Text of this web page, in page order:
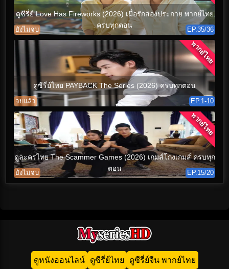
ดูซีรี่ย์ Love Has Fireworks (2026) เมื่อรักส่องประกาย พากย์ไทย
ครบทุกตอน
ยังไม่จบ EP.35/36
ดูซีรี่ย์ไทย PAYBACK The Series (2026) ครบทุกตอน
จบแล้ว EP.1-10
พากย์ไทย
ดูละครไทย The Scammer Games (2026) เกมส์โกงเกมส์ ครบทุก
ตอน
ยังไม่จบ EP.15/20
พากย์ไทย
ดูหนังออนไลน์ ดูซีรี่ย์ไทย ดูซีรี่ย์จีน พากย์ไทย